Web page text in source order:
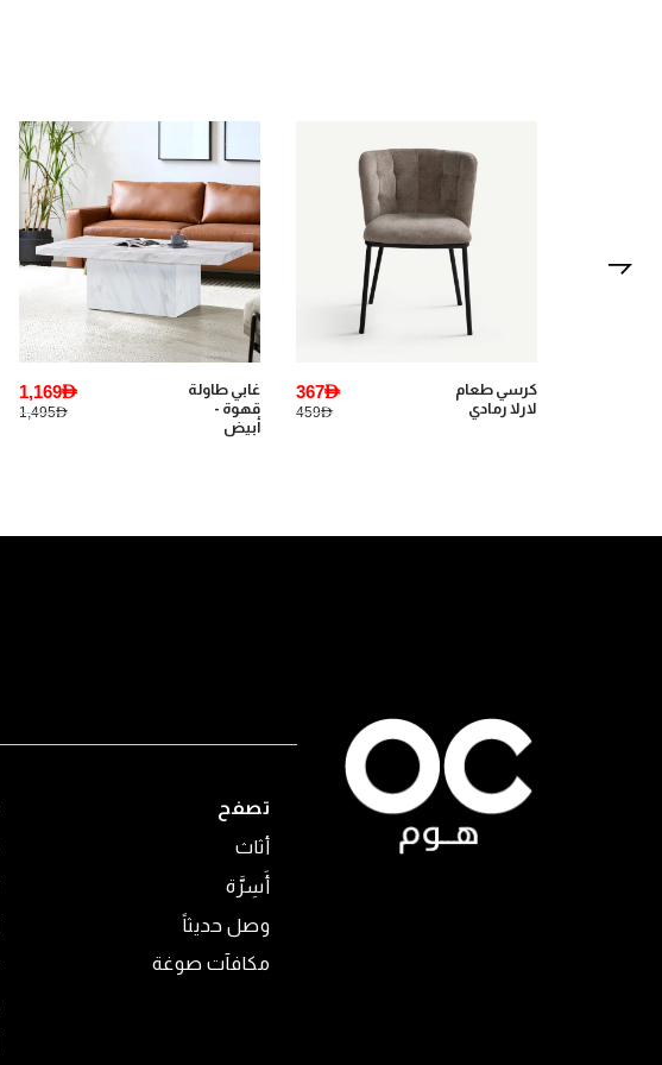
كرسي طعام
لارلا رمادي
367AED
459AED
غابي طاولة
قهوة -
أبيض
1,169AED
1,495AED
تصفح
أثاث
أَسِرَّة
وصل حديثاً
مكافآت صوغة